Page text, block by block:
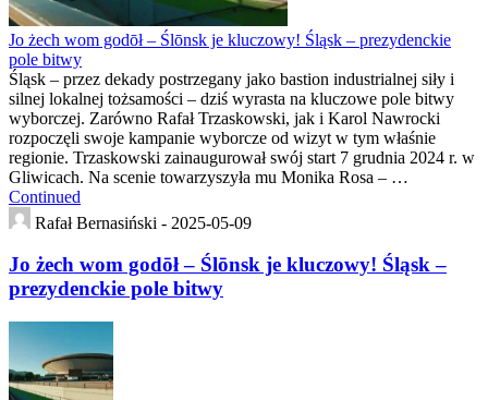
Jo żech wom godōł – Ślōnsk je kluczowy! Śląsk – prezydenckie
pole bitwy
Śląsk – przez dekady postrzegany jako bastion industrialnej siły i
silnej lokalnej tożsamości – dziś wyrasta na kluczowe pole bitwy
wyborczej. Zarówno Rafał Trzaskowski, jak i Karol Nawrocki
rozpoczęli swoje kampanie wyborcze od wizyt w tym właśnie
regionie. Trzaskowski zainaugurował swój start 7 grudnia 2024 r. w
Gliwicach. Na scenie towarzyszyła mu Monika Rosa – …
Continued
Rafał Bernasiński - 2025-05-09
Jo żech wom godōł – Ślōnsk je kluczowy! Śląsk –
prezydenckie pole bitwy